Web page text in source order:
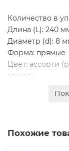
Количество в
Длина (L): 240
Диаметр (d): 8
Форма: прямые
Цвет: ассорти
заказе)
Преимущества:
Подходят для
Похожие